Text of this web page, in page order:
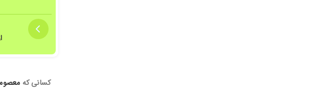
کسانی که